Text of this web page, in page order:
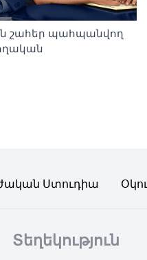
շահեր պահպանվող
Ստուդիա
Տեղեկություն